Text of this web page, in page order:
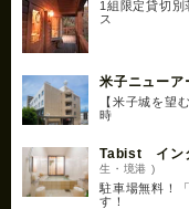
1組限定貸切
ス
米子ニューア
【米子城を望
時
Tabist イン
生・境港 )
駐車場無料！
す！